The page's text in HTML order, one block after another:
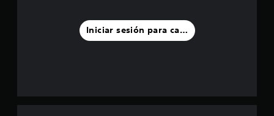
Iniciar sesión para calificar